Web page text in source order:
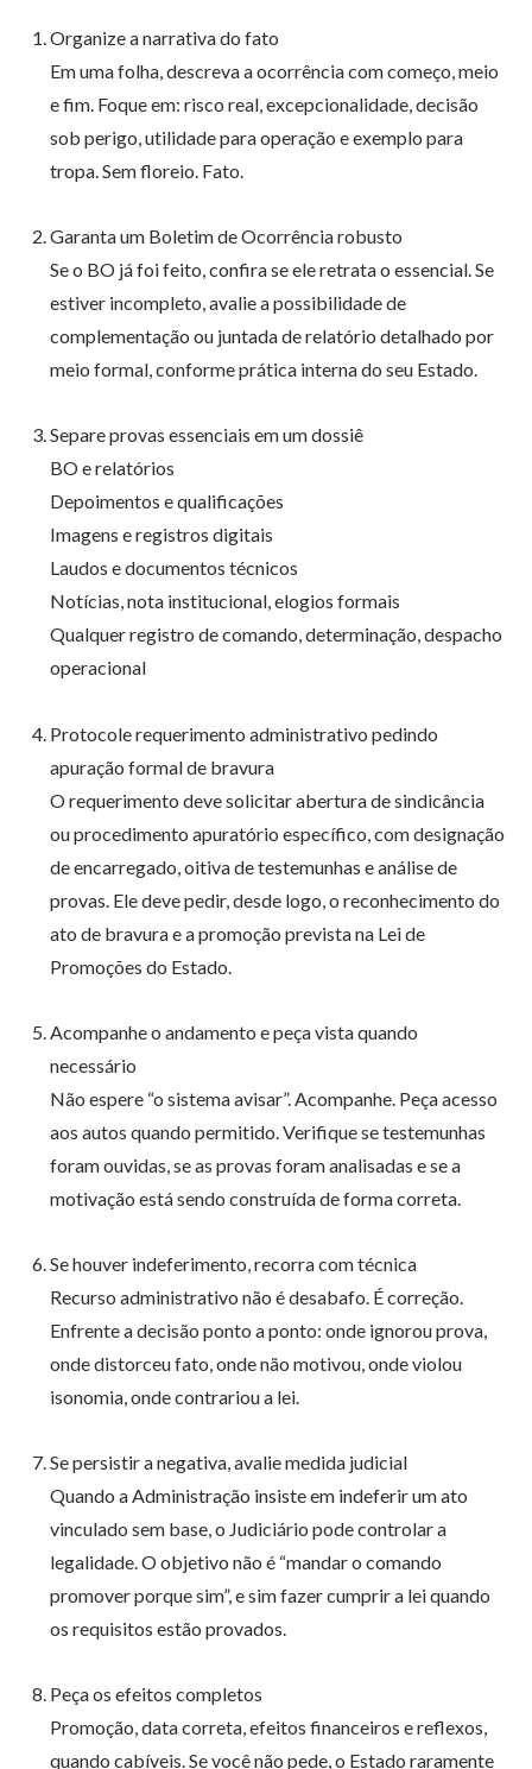
Organize a narrativa do fato
Em uma folha, descreva a ocorrência com começo, meio
e fim. Foque em: risco real, excepcionalidade, decisão
sob perigo, utilidade para operação e exemplo para
tropa. Sem floreio. Fato.
Garanta um Boletim de Ocorrência robusto
Se o BO já foi feito, confira se ele retrata o essencial. Se
estiver incompleto, avalie a possibilidade de
complementação ou juntada de relatório detalhado por
meio formal, conforme prática interna do seu Estado.
Separe provas essenciais em um dossiê
BO e relatórios
Depoimentos e qualificações
Imagens e registros digitais
Laudos e documentos técnicos
Notícias, nota institucional, elogios formais
Qualquer registro de comando, determinação, despacho
operacional
Protocole requerimento administrativo pedindo
apuração formal de bravura
O requerimento deve solicitar abertura de sindicância
ou procedimento apuratório específico, com designação
de encarregado, oitiva de testemunhas e análise de
provas. Ele deve pedir, desde logo, o reconhecimento do
ato de bravura e a promoção prevista na Lei de
Promoções do Estado.
Acompanhe o andamento e peça vista quando
necessário
Não espere “o sistema avisar”. Acompanhe. Peça acesso
aos autos quando permitido. Verifique se testemunhas
foram ouvidas, se as provas foram analisadas e se a
motivação está sendo construída de forma correta.
Se houver indeferimento, recorra com técnica
Recurso administrativo não é desabafo. É correção.
Enfrente a decisão ponto a ponto: onde ignorou prova,
onde distorceu fato, onde não motivou, onde violou
isonomia, onde contrariou a lei.
Se persistir a negativa, avalie medida judicial
Quando a Administração insiste em indeferir um ato
vinculado sem base, o Judiciário pode controlar a
legalidade. O objetivo não é “mandar o comando
promover porque sim”, e sim fazer cumprir a lei quando
os requisitos estão provados.
Peça os efeitos completos
Promoção, data correta, efeitos financeiros e reflexos,
quando cabíveis. Se você não pede, o Estado raramente